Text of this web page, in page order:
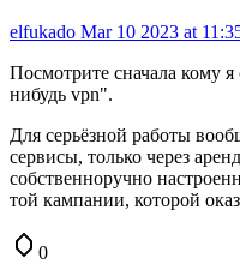
elfukado Mar 10 2023 at
Посмотрите сначала кому
нибудь vpn".
Для серьёзной работы
сервисы, только через
собственноручно
той кампании, которой
0